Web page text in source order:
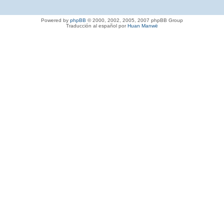
Powered by phpBB © 2000, 2002, 2005, 2007 phpBB Group
Traducción al español porHuan Manwë